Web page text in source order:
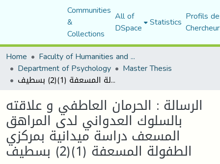
Communities
&
Collections
All of
DSpace Statistics Profils
Home
Faculty of Humanities and Social Sciences
Department of Psychology Master Thesis
الرسالة : الحرمان العاطفي و علاقته بالسلوك العدواني لدى المراهق المسعف دراسة ميدانية بمركزي الطفولة المسعفة (1)(2) بسطيف
الرسالة : الحرمان العاطفي و علاقته
بالسلوك العدواني لدى المراهق
المسعف دراسة ميدانية بمركزي
الطفولة المسعفة (1)(2) بسطيف